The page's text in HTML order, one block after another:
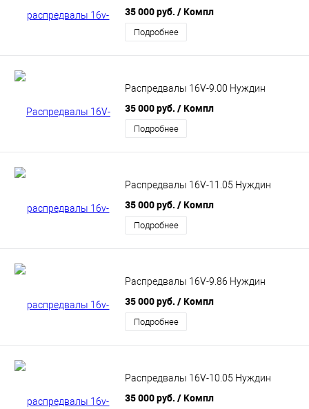
35 000 руб. / Компл
Подробнее
Распредвалы 16V-9.00 Нуждин
35 000 руб. / Компл
Подробнее
Распредвалы 16V-11.05 Нуждин
35 000 руб. / Компл
Подробнее
Распредвалы 16V-9.86 Нуждин
35 000 руб. / Компл
Подробнее
Распредвалы 16V-10.05 Нуждин
35 000 руб. / Компл